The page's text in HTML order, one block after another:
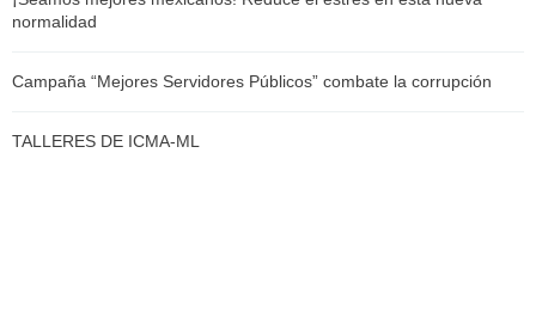
normalidad
Campaña “Mejores Servidores Públicos” combate la corrupción
TALLERES DE ICMA-ML